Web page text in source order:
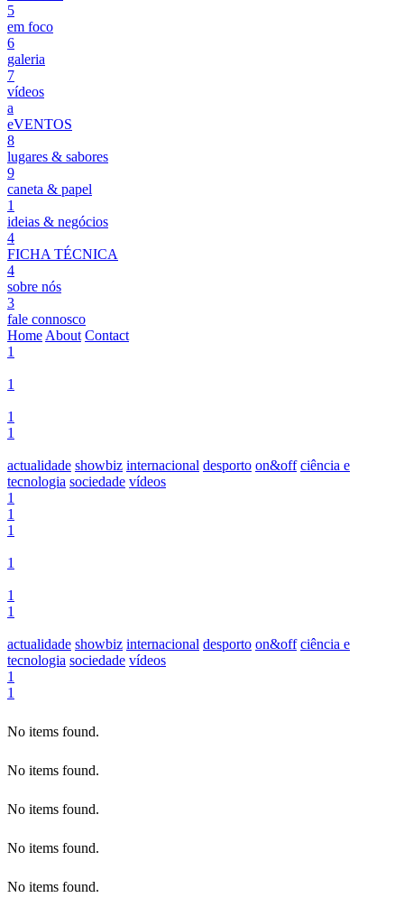
5
em foco
6
galeria
7
vídeos
a
eVENTOS
8
lugares & sabores
9
caneta & papel
1
ideias & negócios
4
FICHA TÉCNICA
4
sobre nós
3
fale connosco
Home About Contact
1
1
1
1
actualidade showbiz internacional desporto on&off ciência e
tecnologia sociedade vídeos
1
1
1
1
1
1
actualidade showbiz internacional desporto on&off ciência e
tecnologia sociedade vídeos
1
1
No items found.
No items found.
No items found.
No items found.
No items found.